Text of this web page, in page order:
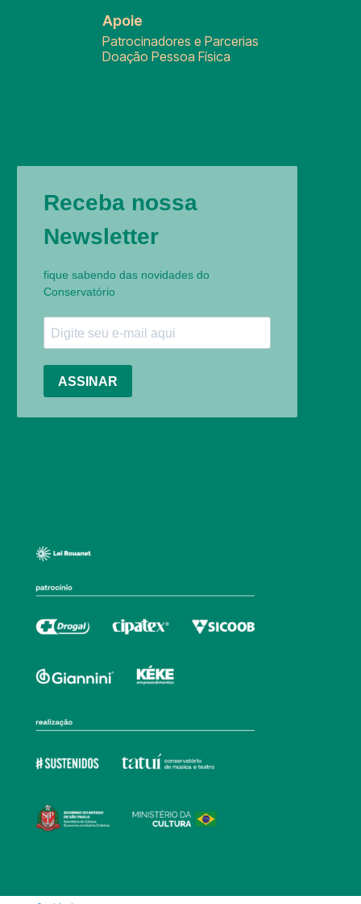
Apoie
Patrocinadores e Parcerias
Doação Pessoa Física